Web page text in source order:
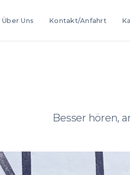
Über Uns Kontakt/Anfahrt
Besser hören,